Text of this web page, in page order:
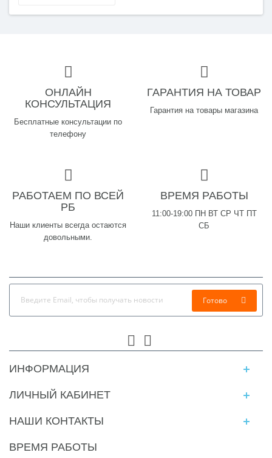
ОНЛАЙН
КОНСУЛЬТАЦИЯ
Бесплатные консультации по
телефону
ГАРАНТИЯ НА ТОВАР
Гарантия на товары магазина
РАБОТАЕМ ПО ВСЕЙ
РБ
Наши клиенты всегда остаются
довольными.
ВРЕМЯ РАБОТЫ
11:00-19:00 ПН ВТ СР ЧТ ПТ
СБ
Готово
ИНФОРМАЦИЯ
ЛИЧНЫЙ КАБИНЕТ
НАШИ КОНТАКТЫ
ВРЕМЯ РАБОТЫ